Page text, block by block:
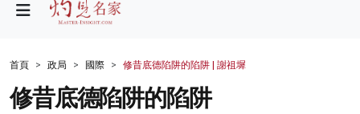
財經
生活
首頁 政局 國際 修昔底德陷阱的陷阱 | 謝祖墀
修昔底德陷阱的陷阱